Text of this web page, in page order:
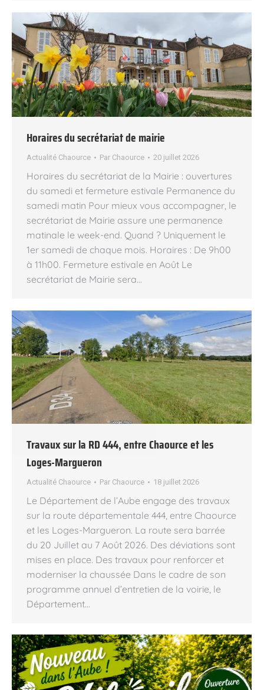
Horaires du secrétariat de mairie
Actualité Chaource Par Chaource 20 juillet 2026
Horaires du secrétariat de la Mairie : ouvertures
du samedi et fermeture estivale Permanence du
samedi matin Pour mieux vous accompagner, le
secrétariat de Mairie assure une permanence
matinale le week-end. Quand ? Uniquement le
1er samedi de chaque mois. Horaires : De 9h00
à 11h00. Fermeture estivale en Août Le
secrétariat de Mairie sera…
Travaux sur la RD 444, entre Chaource et les
Loges-Margueron
Actualité Chaource Par Chaource 18 juillet 2026
Le Département de l’Aube engage des travaux
sur la route départementale 444, entre Chaource
et les Loges-Margueron. La route sera barrée
du 20 Juillet au 7 Août 2026. Des déviations sont
mises en place. Des travaux pour renforcer et
moderniser la chaussée Dans le cadre de son
programme annuel d’entretien de la voirie, le
Département…